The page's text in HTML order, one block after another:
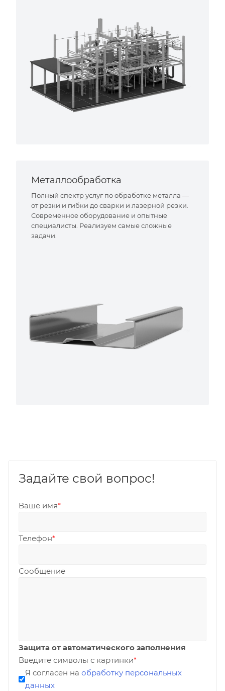
Металлообработка
Полный спектр услуг по обработке металла —
от резки и гибки до сварки и лазерной резки.
Современное оборудование и опытные
специалисты. Реализуем самые сложные
задачи.
Задайте свой вопрос!
Ваше имя*
Телефон*
Сообщение
Защита от автоматического заполнения
Введите символы с картинки*
Я согласен на обработку персональных
данных